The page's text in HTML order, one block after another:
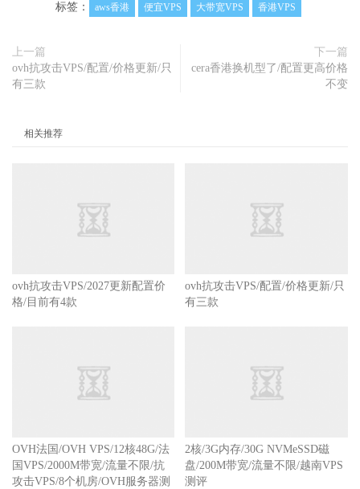
标签： aws香港 便宜VPS 大带宽VPS 香港VPS
上一篇
ovh抗攻击VPS/配置/价格更新/只
有三款
下一篇
cera香港换机型了/配置更高价格
不变
相关推荐
ovh抗攻击VPS/2027更新配置价
格/目前有4款
ovh抗攻击VPS/配置/价格更新/只
有三款
OVH法国/OVH VPS/12核48G/法
国VPS/2000M带宽/流量不限/抗
攻击VPS/8个机房/OVH服务器测
2核/3G内存/30G NVMeSSD磁
盘/200M带宽/流量不限/越南VPS
测评